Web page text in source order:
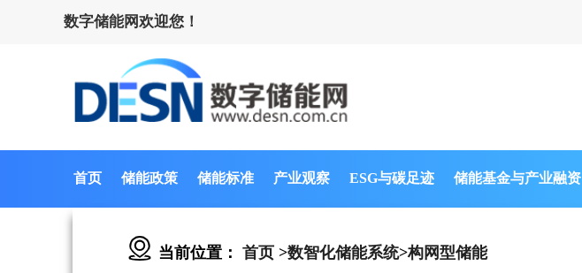
数字储能网欢迎您！
首页 储能政策 储能标准 产业观察 ESG与碳足迹 储能基金与产业融资
当前位置： 首页 >数智化储能系统>构网型储能